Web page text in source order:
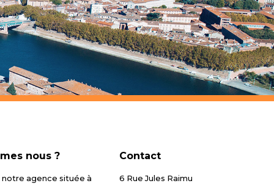
nous ?
agence située à
Contact
6 Rue Jules Raimu